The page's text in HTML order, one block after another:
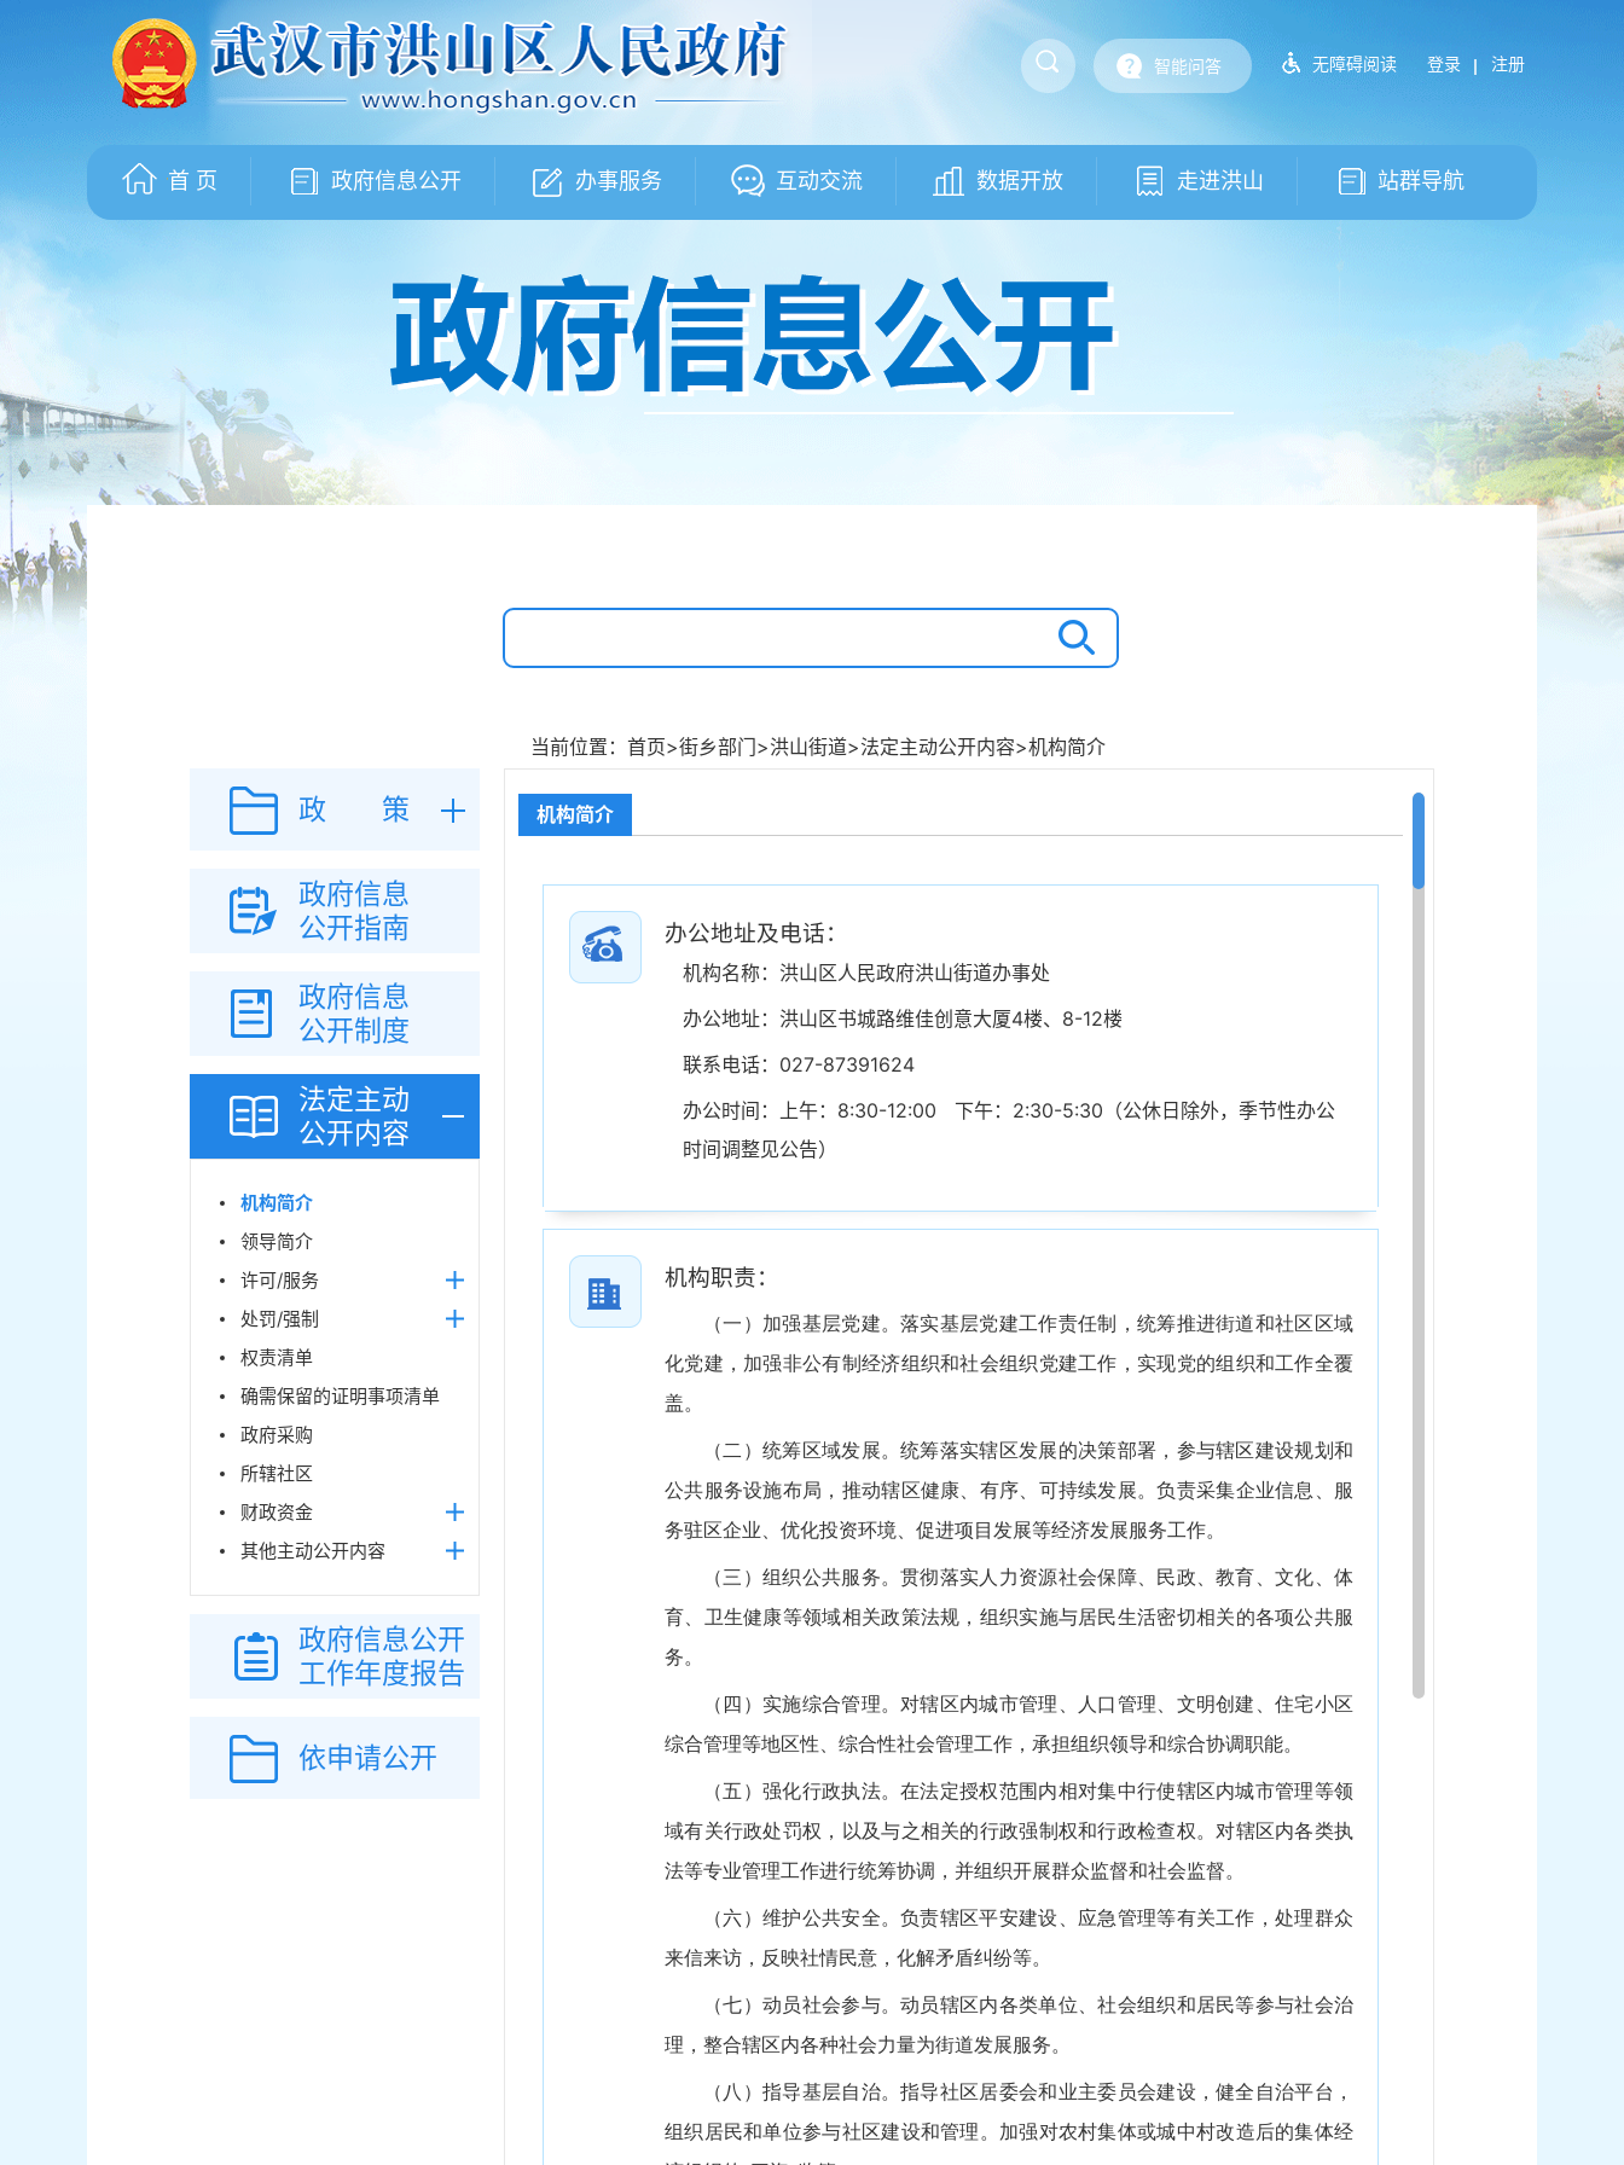
无障碍阅读 登录 注册
智能问答
首 页 政府信息公开 办事服务 互动交流 数据开放 走进洪山 站群导航
政 策
政府信息
公开指南
政府信息
公开制度
法定主动
公开内容
机构简介
领导简介
许可/服务
处罚/强制
权责清单
确需保留的证明事项清单
政府采购
所辖社区
财政资金
其他主动公开内容
政府信息公开
工作年度报告
依申请公开
当前位置： 首页>街乡部门>洪山街道>法定主动公开内容>机构简介
机构简介
办公地址及电话：
机构名称：洪山区人民政府洪山街道办事处
办公地址：洪山区书城路维佳创意大厦4楼、8-12楼
联系电话：027-87391624
办公时间：上午：8:30-12:00   下午：2:30-5:30（公休日除外，季节性办公
时间调整见公告）
机构职责：
（一）加强基层党建。落实基层党建工作责任制，统筹推进街道和社区区域
化党建，加强非公有制经济组织和社会组织党建工作，实现党的组织和工作全覆
盖。
（二）统筹区域发展。统筹落实辖区发展的决策部署，参与辖区建设规划和
公共服务设施布局，推动辖区健康、有序、可持续发展。负责采集企业信息、服
务驻区企业、优化投资环境、促进项目发展等经济发展服务工作。
（三）组织公共服务。贯彻落实人力资源社会保障、民政、教育、文化、体
育、卫生健康等领域相关政策法规，组织实施与居民生活密切相关的各项公共服
务。
（四）实施综合管理。对辖区内城市管理、人口管理、文明创建、住宅小区
综合管理等地区性、综合性社会管理工作，承担组织领导和综合协调职能。
（五）强化行政执法。在法定授权范围内相对集中行使辖区内城市管理等领
域有关行政处罚权，以及与之相关的行政强制权和行政检查权。对辖区内各类执
法等专业管理工作进行统筹协调，并组织开展群众监督和社会监督。
（六）维护公共安全。负责辖区平安建设、应急管理等有关工作，处理群众
来信来访，反映社情民意，化解矛盾纠纷等。
（七）动员社会参与。动员辖区内各类单位、社会组织和居民等参与社会治
理，整合辖区内各种社会力量为街道发展服务。
（八）指导基层自治。指导社区居委会和业主委员会建设，健全自治平台，
组织居民和单位参与社区建设和管理。加强对农村集体或城中村改造后的集体经